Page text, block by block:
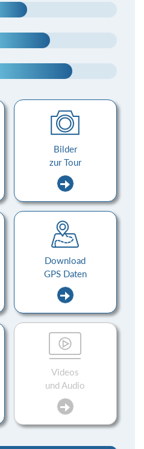
Bilder
zur Tour
Download
GPS Daten
Videos
und Audio